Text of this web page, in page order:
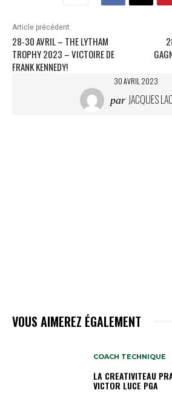
Article précédent
28-30 AVRIL – THE LYTHAM
TROPHY 2023 – VICTOIRE DE
FRANK KENNEDY!
30 AVRIL 2023
par JACQUES
VOUS AIMEREZ ÉGALEMENT
COACH TECHNIQUE
LA CREATIVITEAU
VICTOR LUCE PGA